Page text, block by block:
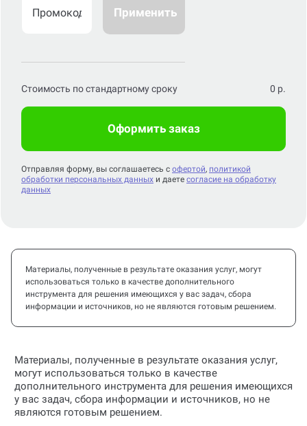
Применить
Стоимость по стандартному сроку 0 р.
Оформить заказ
Отправляя форму, вы соглашаетесь с офертой, политикой
обработки персональных данных и даете согласие на обработку
данных
Материалы, полученные в результате оказания услуг, могут
использоваться только в качестве дополнительного
инструмента для решения имеющихся у вас задач, сбора
информации и источников, но не являются готовым решением.
Материалы, полученные в результате оказания услуг,
могут использоваться только в качестве
дополнительного инструмента для решения имеющихся
у вас задач, сбора информации и источников, но не
являются готовым решением.